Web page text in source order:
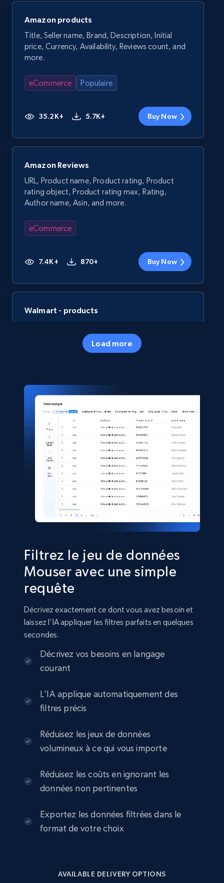
Amazon products
Title, Seller name, Brand, Description, Initial
price, Currency, Availability, Reviews count, and
more.
eCommerce Populaire
35.2K+ 5.7K+ Buy Now
Amazon Reviews
URL, Product name, Product rating, Product
rating object, Product rating max, Rating,
Author name, Asin, and more.
eCommerce
7.4K+ 870+ Buy Now
Walmart - products
Specifications, Image urls, Top reviews, and
5.6K+
TikTok Shop
URL, Title, Available, Description, Currency, Initial
price, Final price, Discount percent, and more.
eCommerce
Shein- Products
Product name, Description, Initial price, Final
price, Currency, In stock, Color, Size, and more.
Seller id, URL, Seller name, Description, Detailed
info, Stars, Feedbacks, Return policy, and more.
eCommerce
2.5K+ 378+ Buy Now
URL, Product id, Title, Seller name, Seller rating,
Load more
Filtrez le jeu de données
Mouser avec une simple
requête
Décrivez exactement ce dont vous avez besoin et
laissez l’IA appliquer les filtres parfaits en quelques
secondes.
Décrivez vos besoins en langage
courant
L'IA applique automatiquement des
filtres précis
Réduisez les jeux de données
volumineux à ce qui vous importe
Réduisez les coûts en ignorant les
données non pertinentes
Exportez les données filtrées dans le
format de votre choix
AVAILABLE DELIVERY OPTIONS